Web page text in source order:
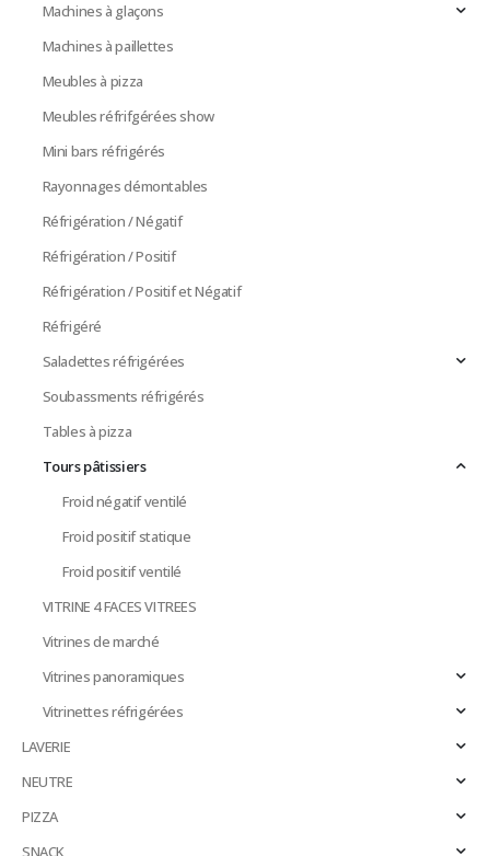
Machines à glaçons
Machines à paillettes
Meubles à pizza
Meubles réfrifgérées show
Mini bars réfrigérés
Rayonnages démontables
Réfrigération / Négatif
Réfrigération / Positif
Réfrigération / Positif et Négatif
Réfrigéré
Saladettes réfrigérées
Soubassments réfrigérés
Tables à pizza
Tours pâtissiers
Froid négatif ventilé
Froid positif statique
Froid positif ventilé
VITRINE 4 FACES VITREES
Vitrines de marché
Vitrines panoramiques
Vitrinettes réfrigérées
LAVERIE
NEUTRE
PIZZA
SNACK